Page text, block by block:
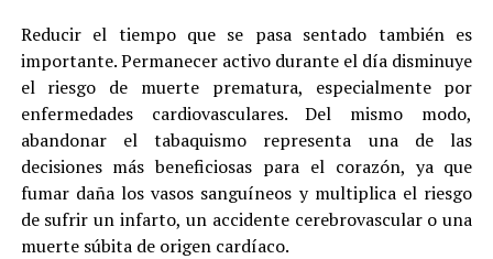
Reducir el tiempo que se pasa sentado también es
importante. Permanecer activo durante el día disminuye
el riesgo de muerte prematura, especialmente por
enfermedades cardiovasculares. Del mismo modo,
abandonar el tabaquismo representa una de las
decisiones más beneficiosas para el corazón, ya que
fumar daña los vasos sanguíneos y multiplica el riesgo
de sufrir un infarto, un accidente cerebrovascular o una
muerte súbita de origen cardíaco.